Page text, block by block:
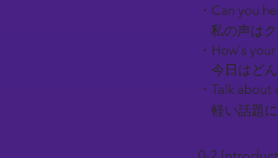
・Can you
私の声は
・How's
今日はどん
・Talk
軽い話題に